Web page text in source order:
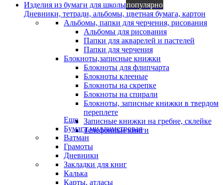
Изделия из бумаги для школыпопулярно
Дневники, тетради, альбомы, цветная бумага, картон
Альбомы, папки для черчения, рисования
Альбомы для рисования
Папки для акварелей и пастелей
Папки для черчения
Блокноты,записные книжки
Блокноты для флипчарта
Блокноты клееные
Блокноты на скрепке
Блокноты на спирали
Блокноты, записные книжки в твердом
переплете
Записные книжки на гребне, склейке
Телефонные книги
Еще
Бумага миллиметровая
Ватман
Грамоты
Дневники
Закладки для книг
Калька
Карты, атласы